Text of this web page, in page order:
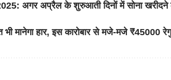
अगर अप्रैल के शुरुआती दिनों में सोना खरीदने
मानेगा हार, इस कारोबार से मजे-मजे ₹45000